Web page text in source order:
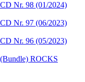
Nr. 98 (01/2024)
Nr. 97 (06/2023)
Nr. 96 (05/2023)
ROCKS